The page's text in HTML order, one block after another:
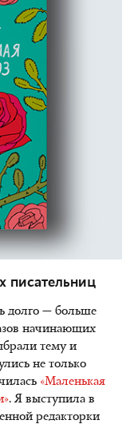
писательниц
долго — больше
начинающих
тему и
не только
«Маленькая
. Я выступила в
редакторки